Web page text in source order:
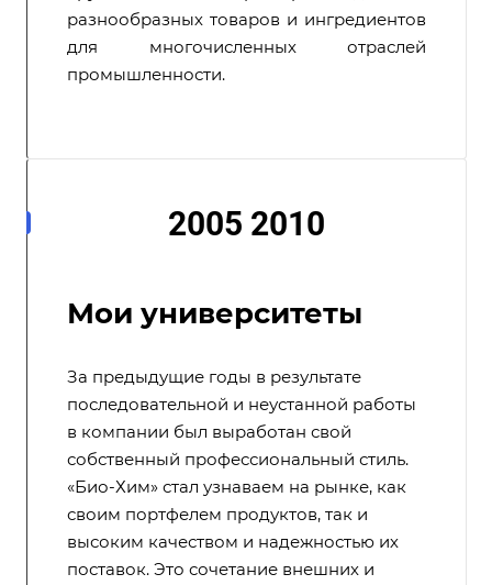
разнообразных товаров и ингредиентов
для многочисленных отраслей
промышленности.
2005 2010
Мои университеты
За предыдущие годы в результате
последовательной и неустанной работы
в компании был выработан свой
собственный профессиональный стиль.
«Био-Хим» стал узнаваем на рынке, как
своим портфелем продуктов, так и
высоким качеством и надежностью их
поставок. Это сочетание внешних и